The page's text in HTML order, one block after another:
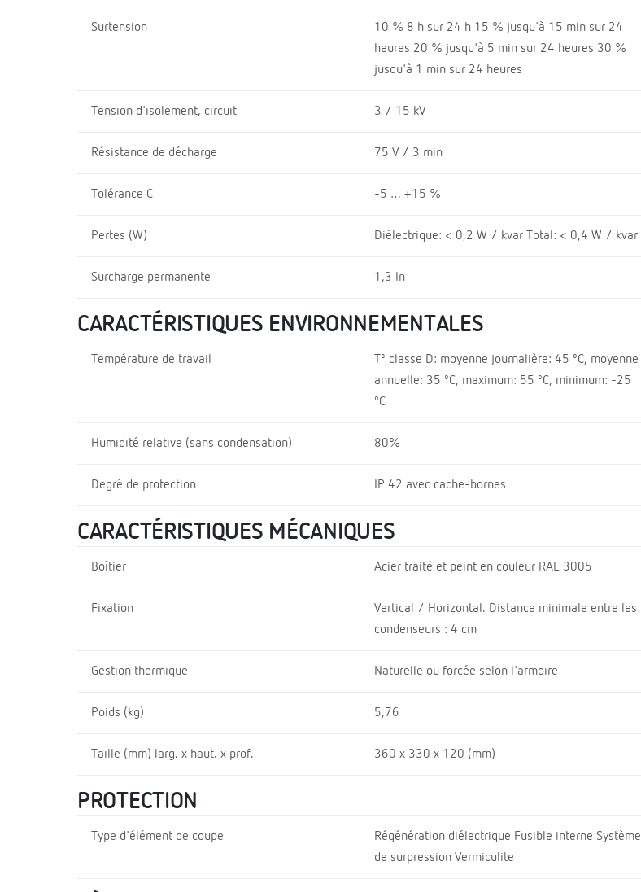
Surtension
10 % 8 h sur 24 h 15 % jusqu'à 15 min sur 24
heures 20 % jusqu'à 5 min sur 24 heures 30 %
jusqu'à 1 min sur 24 heures
Tension d'isolement, circuit 3 / 15 kV
Résistance de décharge 75 V / 3 min
Tolérance C -5 … +15 %
Pertes (W) Diélectrique: < 0,2 W / kvar Total: < 0,4 W / kvar
Surcharge permanente 1,3 In
CARACTÉRISTIQUES ENVIRONNEMENTALES
Température de travail
Tª classe D: moyenne journalière: 45 ºC, moyenne
annuelle: 35 ºC, maximum: 55 ºC, minimum: -25
ºC
Humidité relative (sans condensation) 80%
Degré de protection IP 42 avec cache-bornes
CARACTÉRISTIQUES MÉCANIQUES
Boîtier Acier traité et peint en couleur RAL 3005
Fixation
Vertical / Horizontal. Distance minimale entre les
condenseurs : 4 cm
Gestion thermique Naturelle ou forcée selon l'armoire
Poids (kg) 5,76
Taille (mm) larg. x haut. x prof. 360 x 330 x 120 (mm)
PROTECTION
Type d'élément de coupe
Régénération diélectrique Fusible interne Système
de surpression Vermiculite